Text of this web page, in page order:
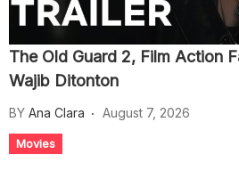
The Old Guard 2, Film Action
Wajib Ditonton
BY Ana Clara August 7, 2026
Movies